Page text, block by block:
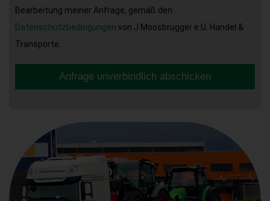
Bearbeitung meiner Anfrage, gemäß den
Datenschutzbedingungen von J.Moosbrugger e.U. Handel &
Transporte.
Anfrage unverbindlich abschicken